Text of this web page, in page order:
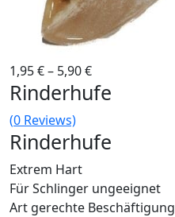
1,95€– 5,90€
Rinderhufe
(0 Reviews)
Rinderhufe
Extrem Hart
Für Schlinger ungeeignet
Art gerechte Beschäftigung